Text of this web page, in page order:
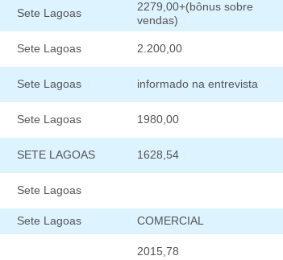
Sete Lagoas
2279,00+(bônus sobre
vendas)
Sete Lagoas 2.200,00
Sete Lagoas informado na entrevista
Sete Lagoas 1980,00
SETE LAGOAS 1628,54
Sete Lagoas
Sete Lagoas COMERCIAL
2015,78